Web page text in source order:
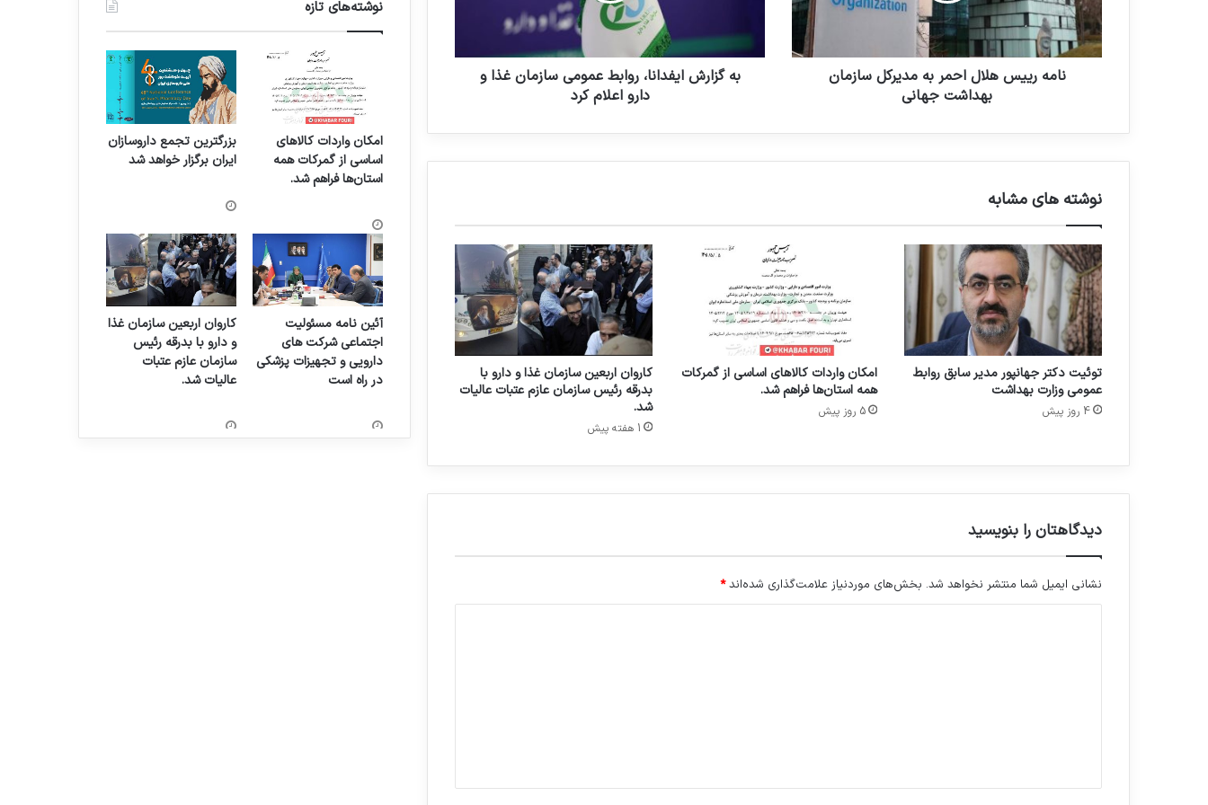
نگاهی به زندگی مرحوم دکتر عباس شیبانی
و
ا
ر
د
د
ی
س
ه
ا
ب
ه
م
د
ی
ر
ک
ل
س
ا
ز
م
ب
ه
ا
ت
ج
ه
نامه رییس هلال احمر به مدیرکل سازمان
بهداشت جهانی
ی
ن
ا
ط
ع
م
و
م
ی
س
ا
ن
غ
ا
ر
به گزارش ایفدانا، روابط عمومی سازمان غذا و
دارو اعلام کرد
نوشته های مشابه
توئیت دکتر جهانپور مدیر سابق روابط
عمومی وزارت بهداشت
4 روز پیش
امکان واردات کالاهای اساسی از گمرکات
همه استان‌ها فراهم شد.
5 روز پیش
کاروان اربعین سازمان غذا و دارو با
بدرقه رئیس سازمان عازم عتبات عالیات
شد.
1 هفته پیش
دیدگاهتان را بنویسید
نشانی ایمیل شما منتشر نخواهد شد. بخش‌های موردنیاز علامت‌گذاری شده‌اند*
نوشته‌های تازه
امکان واردات کالاهای
اساسی از گمرکات همه
استان‌ها فراهم شد.
بزرگترین تجمع داروسازان
ایران برگزار خواهد شد
آئین نامه مسئولیت
اجتماعی شرکت های
دارویی و تجهیزات پزشکی
در راه است
کاروان اربعین سازمان غذا
و دارو با بدرقه رئیس
سازمان عازم عتبات
عالیات شد.